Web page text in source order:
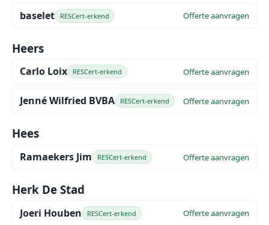
baselet RESCert-erkend Offerte aanvragen
Heers
Carlo Loix RESCert-erkend Offerte aanvragen
Jenné Wilfried BVBA RESCert-erkend Offerte aanvragen
Hees
Ramaekers Jim RESCert-erkend Offerte aanvragen
Herk De Stad
Joeri Houben RESCert-erkend Offerte aanvragen